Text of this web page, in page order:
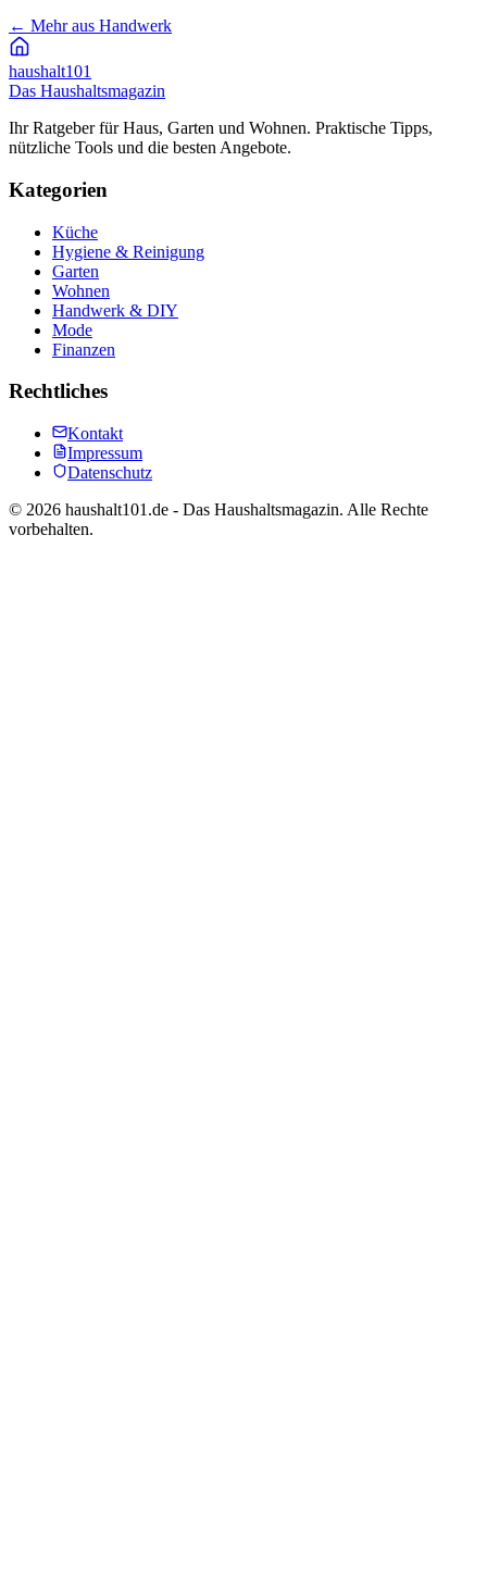
← Mehr aus Handwerk
haushalt101
Das Haushaltsmagazin
Ihr Ratgeber für Haus, Garten und Wohnen. Praktische Tipps,
nützliche Tools und die besten Angebote.
Kategorien
Küche
Hygiene & Reinigung
Garten
Wohnen
Handwerk & DIY
Mode
Finanzen
Rechtliches
Kontakt
Impressum
Datenschutz
© 2026 haushalt101.de - Das Haushaltsmagazin. Alle Rechte
vorbehalten.